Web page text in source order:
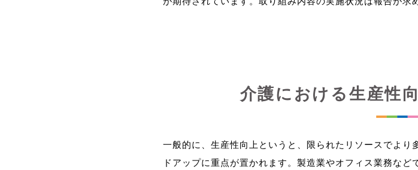
介護における生産性
一般的に、生産性向上というと、限られたリソースでよ
ドアップに重点が置かれます。製造業やオフィス業務な